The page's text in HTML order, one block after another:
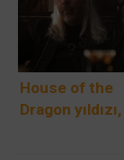
Etmediğiniz 13
Detay
House of the
Dragon yıldızı,